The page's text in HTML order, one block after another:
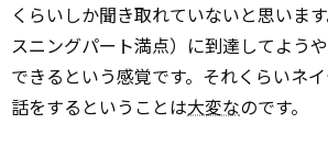
くらいしか聞き取れていないと思いま
スニングパート満点）に到達してよう
できるという感覚です。それくらいネ
話をするということは大変なのです。